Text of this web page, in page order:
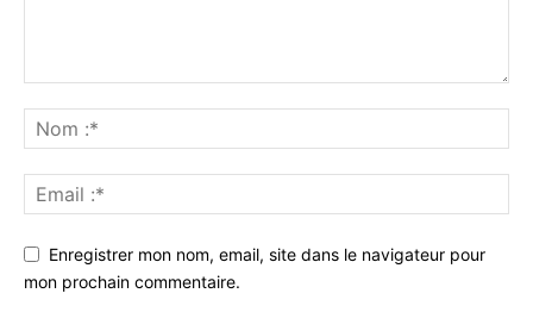
Enregistrer mon nom, email, site dans le navigateur pour
mon prochain commentaire.